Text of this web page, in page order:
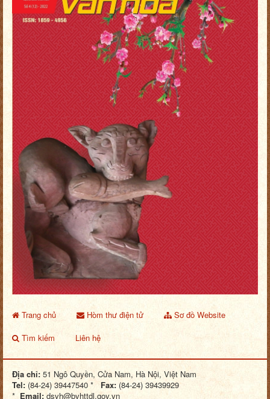
Trang chủ Hòm thư điện tử
Sơ đồ Website
Tìm kiếm
Liên hệ
Địa chỉ: 51 Ngô Quyền, Cửa Nam, Hà Nội, Việt Nam
Tel: (84-24) 39447540 * Fax: (84-24) 39439929
* Email: dsvh@bvhttdl.gov.vn